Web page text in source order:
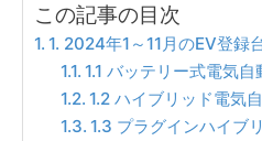
この記事の目次
1. 2024年1～11月のEV登録
1.1 バッテリー式電気
1.2 ハイブリッド電気
1.3 プラグインハイブ